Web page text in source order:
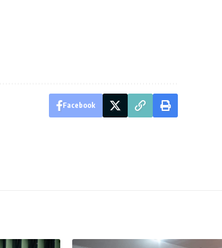
Facebook